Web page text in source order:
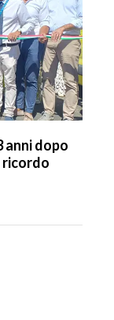
anni dopo
ricordo